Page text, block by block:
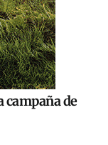
campaña de